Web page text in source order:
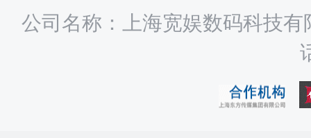
公司名称：上海宽娱数码科技有